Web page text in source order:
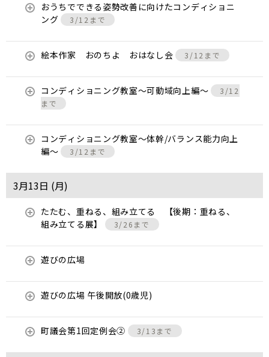
おうちでできる姿勢改善に向けたコンディショニ
ング
3/12まで
絵本作家 おのちよ おはなし会 3/12まで
コンディショニング教室〜可動域向上編〜
3/12
まで
コンディショニング教室〜体幹/バランス能力向上
編〜
3/12まで
3月13日 (月)
たたむ、重ねる、組み立てる 【後期：重ねる、
組み立てる展】
3/26まで
遊びの広場
遊びの広場 午後開放(0歳児)
町議会第1回定例会② 3/13まで